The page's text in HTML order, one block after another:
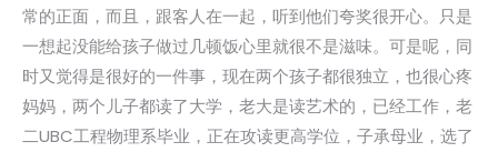
常的正面，而且，跟客人在一起，听到他们夸奖很开心。只是
一想起没能给孩子做过几顿饭心里就很不是滋味。可是呢，同
时又觉得是很好的一件事，现在两个孩子都很独立，也很心疼
妈妈，两个儿子都读了大学，老大是读艺术的，已经工作，老
二UBC工程物理系毕业，正在攻读更高学位，子承母业，选了